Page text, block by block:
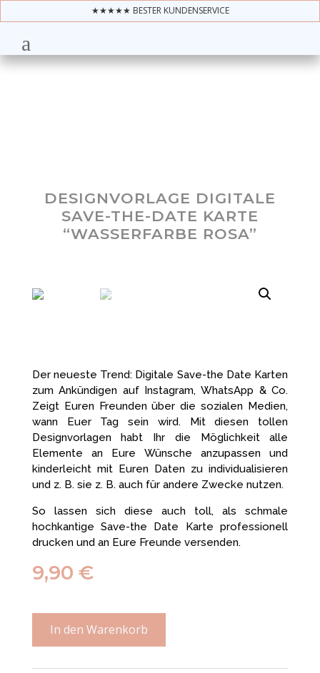
★★★★★ BESTER KUNDENSERVICE
DESIGNVORLAGE DIGITALE
SAVE-THE-DATE KARTE
“WASSERFARBE ROSA”
Der neueste Trend: Digitale Save-the Date Karten
zum Ankündigen auf Instagram, WhatsApp & Co.
Zeigt Euren Freunden über die sozialen Medien,
wann Euer Tag sein wird. Mit diesen tollen
Designvorlagen habt Ihr die Möglichkeit alle
Elemente an Eure Wünsche anzupassen und
kinderleicht mit Euren Daten zu individualisieren
und z. B. sie z. B. auch für andere Zwecke nutzen.
So lassen sich diese auch toll, als schmale
hochkantige Save-the Date Karte professionell
drucken und an Eure Freunde versenden.
9,90 €
In den Warenkorb